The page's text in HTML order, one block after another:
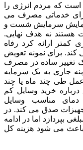
است که مردم انرژی را
خدماتی مصرف می
سرمایش شست و
نه هدف نهایی.
کمتر ارائه کرد رفاه
کند. برای نمونه تعویض
تغییر ساده در مصرف
جاری به یک سرمایه
طی چند ماه یا چند
خرید وسایل کم
مناسب وسایل
صدق می کند. در
بپردازد اما در ادامه
باعث می شود هزینه کل